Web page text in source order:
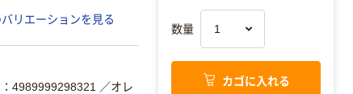
リエーションを見る
4989999298321
／オレ
数量
カゴに入れる